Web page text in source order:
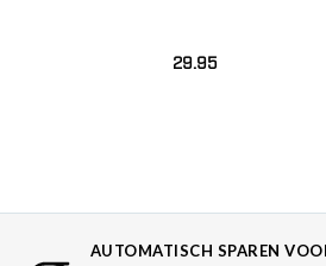
29.95
AUTOMATISCH SPAREN